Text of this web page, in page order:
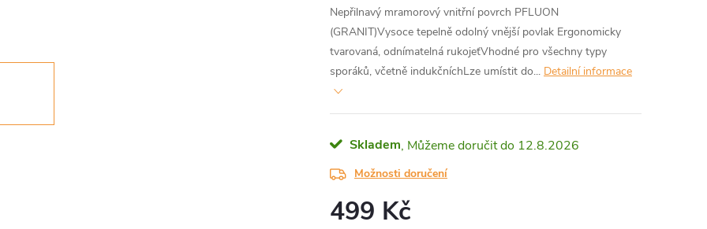
Nepřilnavý mramorový vnitřní povrch PFLUON
(GRANIT)Vysoce tepelně odolný vnější povlak Ergonomicky
tvarovaná, odnímatelná rukojeťVhodné pro všechny typy
sporáků, včetně indukčníchLze umístit do... Detailní informace
Skladem 12.8.2026
Možnosti doručení
499 Kč